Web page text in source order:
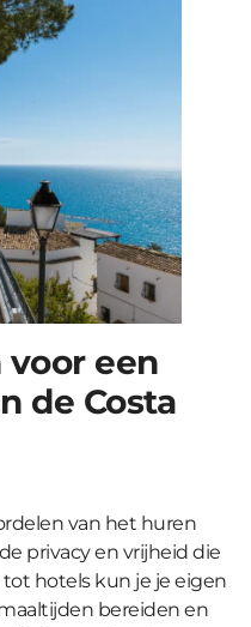
een
de Costa
van het huren
privacy en vrijheid die
hotels kun je je eigen
bereiden en